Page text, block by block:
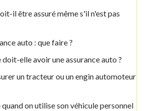
il être assuré même s'il n'est pas
auto : que faire ?
doit-elle avoir une assurance auto ?
un tracteur ou un engin automoteur
quand on utilise son véhicule personnel